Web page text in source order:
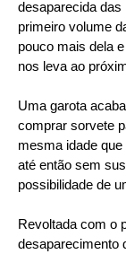
desaparecida das
primeiro volume
pouco mais dela
nos leva ao
Uma garota
comprar sorvete
mesma idade
até então sem
possibilidade de
Revoltada com o
desaparecimento